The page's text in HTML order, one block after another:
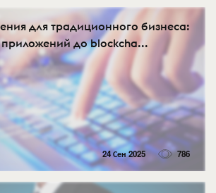
для традиционного бизнеса:
до blockcha...
24 Сен 2025 786